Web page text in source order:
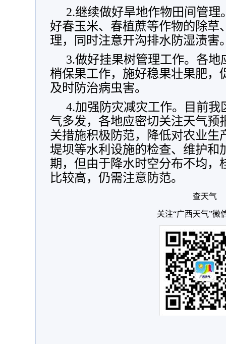
2.继续做好旱地作物田间管
好春玉米、春植蔗等作物的除草
理，同时注意开沟排水防湿渍害
3.做好挂果树管理工作。各
梢保果工作，施好稳果壮果肥，
及时防治病虫害。
4.加强防灾减灾工作。目前
气多发，各地应密切关注天气预
关措施积极防范，降低对农业生
堤坝等水利设施的检查、维护和
期，但由于降水时空分布不均，
比较高，仍需注意防范。
查天气
关注“广西天气”微